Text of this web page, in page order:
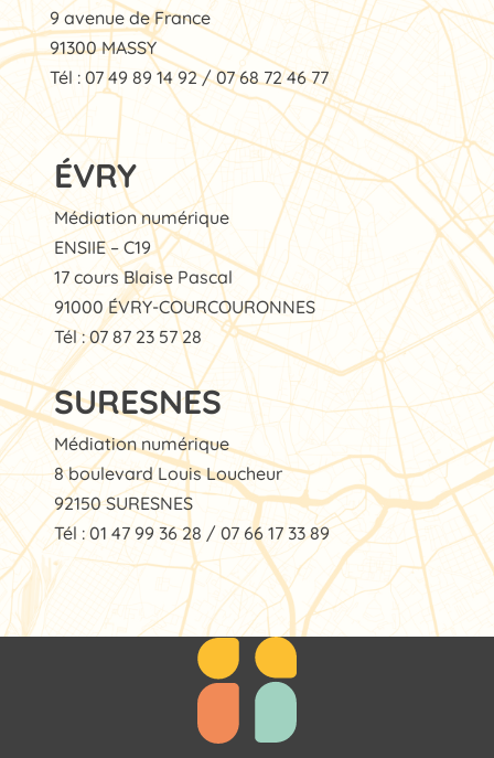
9 avenue de France
91300 MASSY
Tél : 07 49 89 14 92 / 07 68 72 46 77
ÉVRY
Médiation numérique
ENSIIE – C19
17 cours Blaise Pascal
91000 ÉVRY-COURCOURONNES
Tél : 07 87 23 57 28
SURESNES
Médiation numérique
8 boulevard Louis Loucheur
92150 SURESNES
Tél : 01 47 99 36 28 / 07 66 17 33 89